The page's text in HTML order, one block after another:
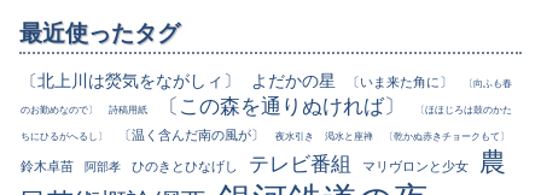
最近使ったタグ
〔北上川は熒気をながしィ〕 よだかの星 〔いま来た角に〕 〔向ふも春
のお勤めなので〕 詩稿用紙 〔この森を通りぬければ〕 〔ほほじろは鼓のかた
ちにひるがへるし〕 〔温く含んだ南の風が〕 夜水引き 渇水と座禅 〔乾かぬ赤きチョークもて〕
鈴木卓苗 阿部孝 ひのきとひなげし テレビ番組 マリヴロンと少女
農